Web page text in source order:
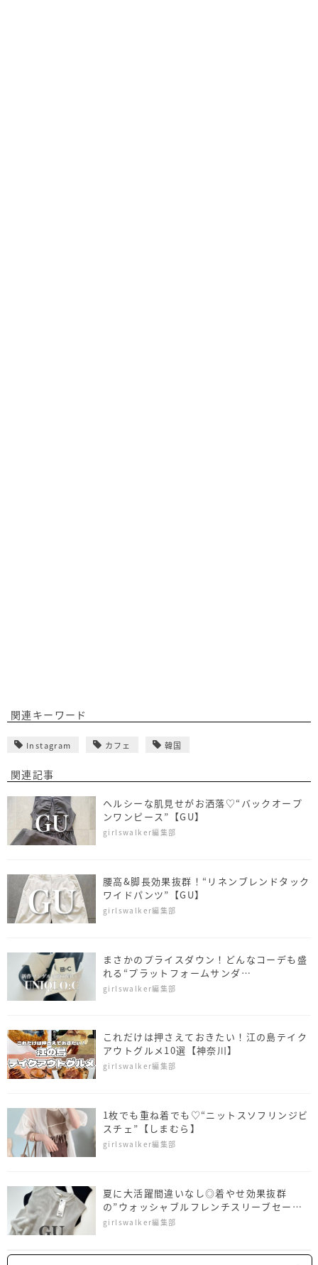
関連キーワード
Instagram カフェ 韓国
関連記事
ヘルシーな肌見せがお洒落♡“バックオープ
ンワンピース”【GU】
girlswalker編集部
腰高&脚長効果抜群！“リネンブレンドタック
ワイドパンツ”【GU】
girlswalker編集部
まさかのプライスダウン！どんなコーデも盛
れる“プラットフォームサンダ
ル”【UNIQLO：C】
girlswalker編集部
これだけは押さえておきたい！江の島テイク
アウトグルメ10選【神奈川】
girlswalker編集部
1枚でも重ね着でも♡“ニットスソフリンジビ
スチェ”【しまむら】
girlswalker編集部
夏に大活躍間違いなし◎着やせ効果抜群
の”ウォッシャブルフレンチスリーブセータ
ー”【GU】
girlswalker編集部